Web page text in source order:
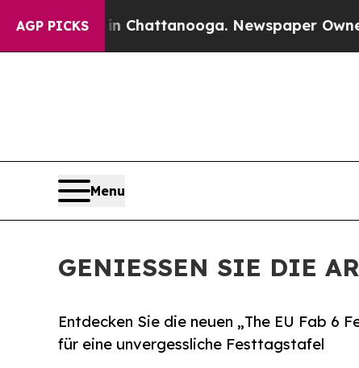
AGP PICKS
Chattanooga. Newspaper Owner Calls the
Menu
GENIESSEN SIE DIE
Entdecken Sie die neuen „The EU Fab 6
für eine unvergessliche Festtagstafel